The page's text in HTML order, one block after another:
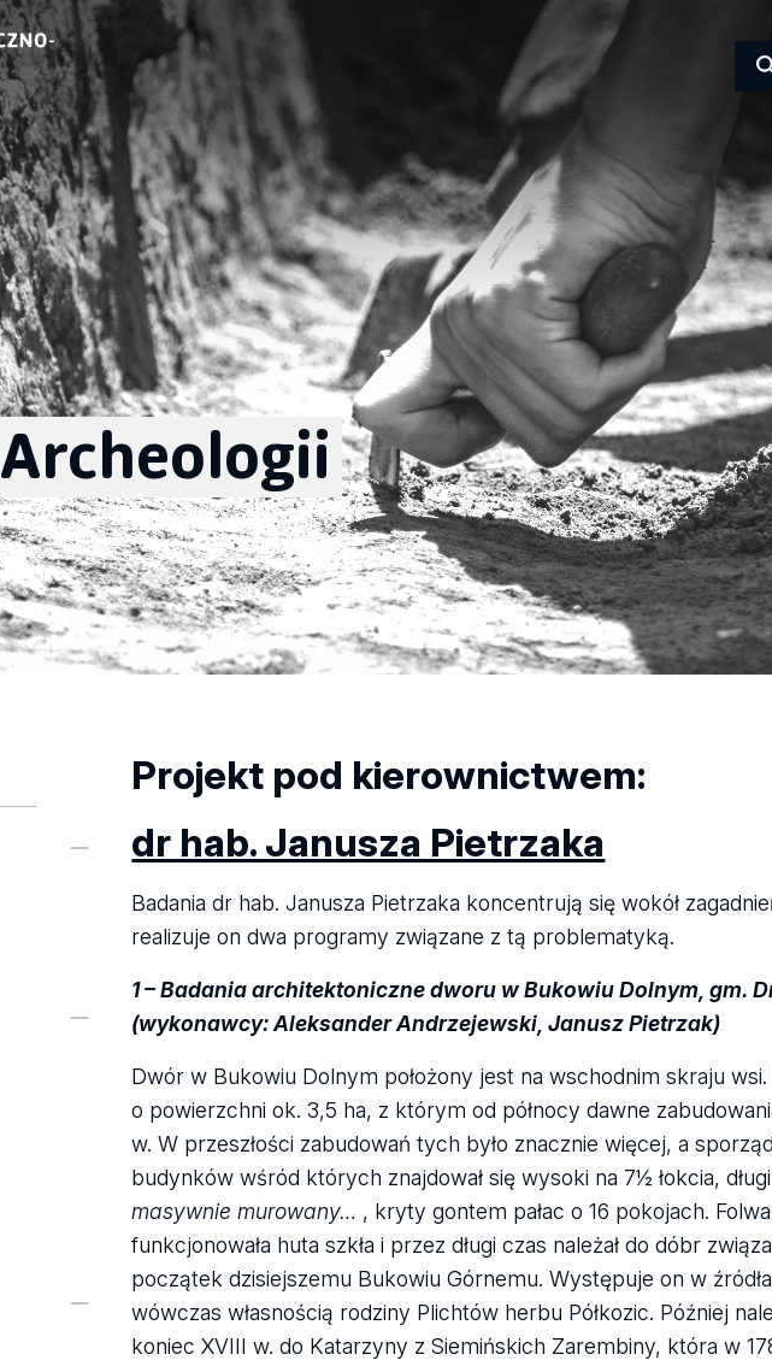
Archeologii
Projekt pod kierownictwem:
dr hab. Janusza Pietrzaka
Badania dr hab. Janusza Pietrzaka koncentrują się wokół
realizuje on dwa programy związane z tą problematyką.
1 – Badania architektoniczne dworu w Bukowiu Dolnym, gm.
(wykonawcy: Aleksander Andrzejewski, Janusz Pietrzak)
Dwór w Bukowiu Dolnym położony jest na wschodnim skraju
o powierzchni ok. 3,5 ha, z którym od północy dawne
w. W przeszłości zabudowań tych było znacznie więcej, a
budynków wśród których znajdował się wysoki na 7½ łokcia,
masywnie murowany… , kryty gontem pałac o 16 pokojach.
funkcjonowała huta szkła i przez długi czas należał do dóbr
początek dzisiejszemu Bukowiu Górnemu. Występuje on w
wówczas własnością rodziny Plichtów herbu Półkozic. Później
koniec XVIII w. do Katarzyny z Siemińskich Zarembiny, która w